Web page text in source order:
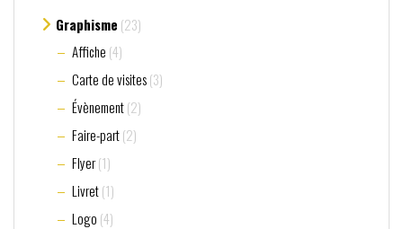
Graphisme (23)
Affiche (4)
Carte de visites(3)
Évènement(2)
Faire-part(2)
Flyer(1)
Livret(1)
Logo (4)